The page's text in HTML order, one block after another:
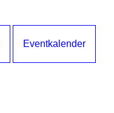
Eventkalender